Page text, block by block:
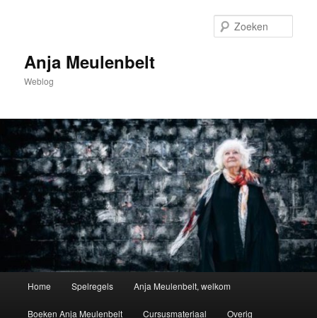
inhoudAnja Meulenbelt
Weblog
Home Spelregels Anja Meulenbelt, welkom
Boeken Anja Meulenbelt Cursusmateriaal Overig